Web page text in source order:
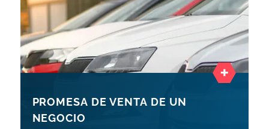
PROMESA DE VENTA DE UN
NEGOCIO